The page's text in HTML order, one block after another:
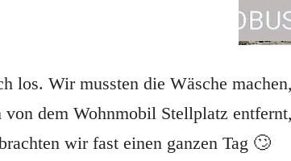
los. Wir mussten die Wäsche
dem Wohnmobil Stellplatz
wir fast einen ganzen Tag 🙄